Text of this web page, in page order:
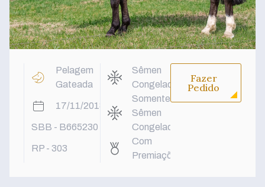
Pelagem
Gateada
17/11/2018
SBB - B665230
RP - 303
Sêmen
Congelado
Somente
Sêmen
Congelado
Com
Premiações
Fazer
Pedido